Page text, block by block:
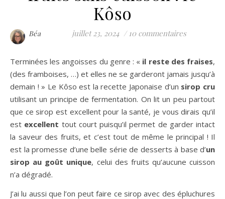
Kôso
Béa juillet 23, 2024 / 10 commentaires
Terminées les angoisses du genre : « il reste des fraises,
(des framboises, …) et elles ne se garderont jamais jusqu’à
demain ! » Le Kôso est la recette Japonaise d’un sirop cru
utilisant un principe de fermentation. On lit un peu partout
que ce sirop est excellent pour la santé, je vous dirais qu’il
est excellent tout court puisqu’il permet de garder intact
la saveur des fruits, et c’est tout de même le principal ! Il
est la promesse d’une belle série de desserts à base d’un
sirop au goût unique, celui des fruits qu’aucune cuisson
n’a dégradé.
J’ai lu aussi que l’on peut faire ce sirop avec des épluchures